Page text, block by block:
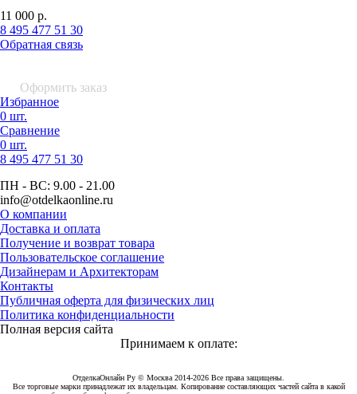
11 000 р.
8 495 477 51 30
Обратная связь
Оформить заказ
Избранное
0 шт.
Сравнение
0 шт.
8 495 477 51 30
ПН - ВС: 9.00 - 21.00
info@otdelkaonline.ru
О компании
Доставка и оплата
Получение и возврат товара
Пользовательское соглашение
Дизайнерам и Архитекторам
Контакты
Публичная оферта для физических лиц
Политика конфиденциальности
Полная версия сайта
Принимаем к оплате:
ОтделкаОнлайн Ру © Москва 2014-2026 Все права защищены.
Все торговые марки принадлежат их владельцам. Копирование составляющих частей сайта в какой